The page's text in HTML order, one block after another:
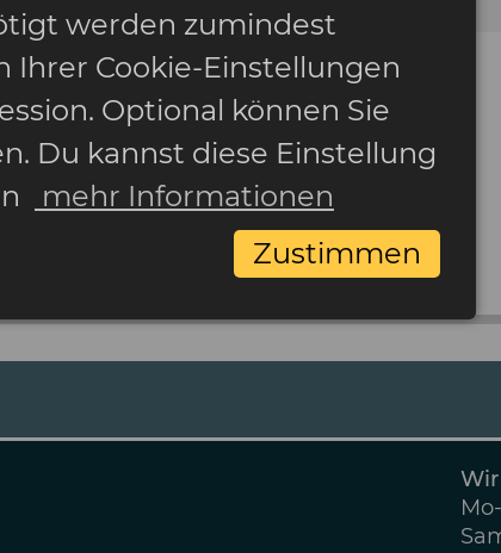
werden zumindest
Ihrer Cookie-Einstellungen
Optional können Sie
Du kannst diese Einstellung
mehr Informationen
Zustimmen